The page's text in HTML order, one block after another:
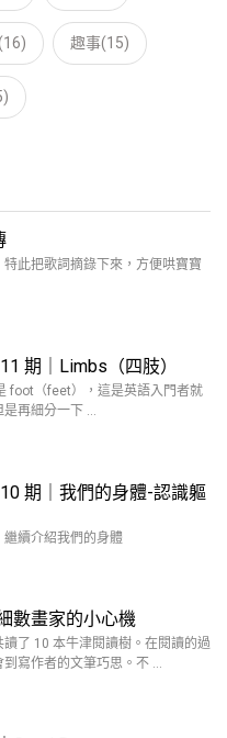
趣事(15)
此把歌詞摘錄下來，方便哄寶寶
期｜Limbs（四肢）
foot（feet），這是英語入門者就
是再細分一下 …
期｜我們的身體-認識軀
續介紹我們的身體
數畫家的小心機
了 10 本牛津閱讀樹。在閱讀的過
寫作者的文筆巧思。不 …